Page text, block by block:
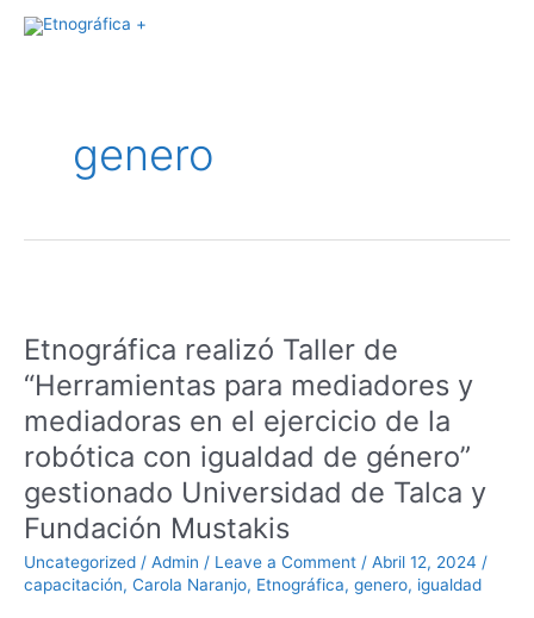
genero
Etnográfica realizó Taller de
“Herramientas para mediadores y
mediadoras en el ejercicio de la
robótica con igualdad de género”
gestionado Universidad de Talca y
Fundación Mustakis
Uncategorized / Admin / Leave a Comment / Abril 12, 2024 /
capacitación, Carola Naranjo, Etnográfica, genero, igualdad
Taller
de
“Herramientas
para
mediadores
mediadoras
en
el
ejercicio